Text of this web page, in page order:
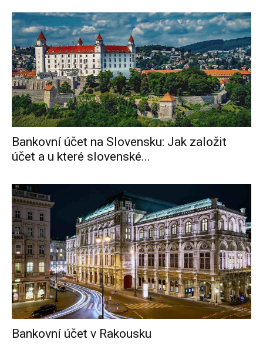
Bankovní účet na Slovensku: Jak založit
účet a u které slovenské...
Bankovní účet v Rakousku